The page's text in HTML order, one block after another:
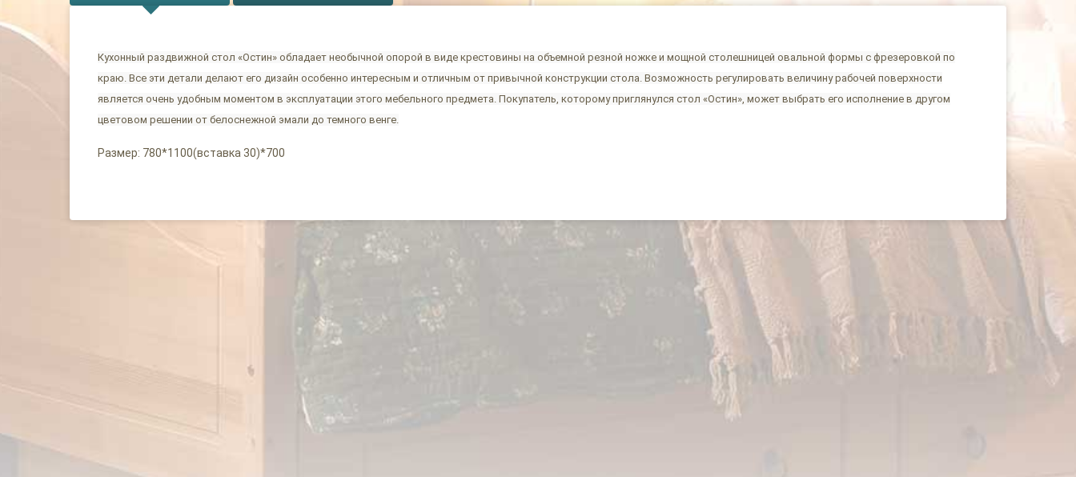
Кухонный раздвижной стол «Остин» обладает необычной опорой в виде крестовины на объемной резной ножке и мощной столешницей овальной формы с фрезеровкой по
краю. Все эти детали делают его дизайн особенно интересным и отличным от привычной конструкции стола. Возможность регулировать величину рабочей поверхности
является очень удобным моментом в эксплуатации этого мебельного предмета. Покупатель, которому приглянулся стол «Остин», может выбрать его исполнение в другом
цветовом решении от белоснежной эмали до темного венге.
Размер: 780*1100(вставка 30)*700